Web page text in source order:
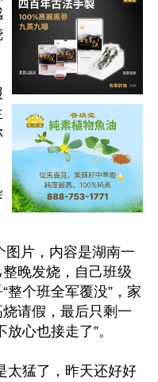
图片，内容是湖南一
晚发烧，自己班级
整个班全军覆没”，家
请假，最后只剩一
心也接走了”。
太猛了，昨天还好好